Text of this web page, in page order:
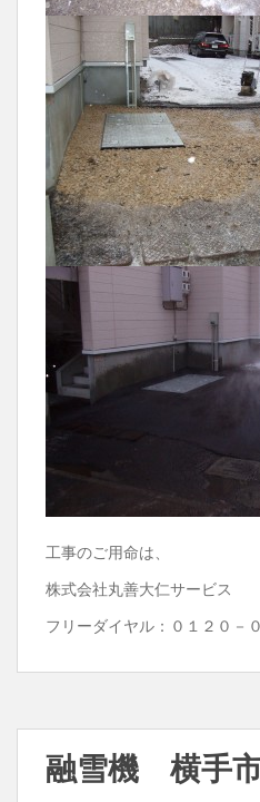
工事のご用命は、
株式会社丸善大仁サービス
フリーダイヤル：０１２０－
融雪機 横手市